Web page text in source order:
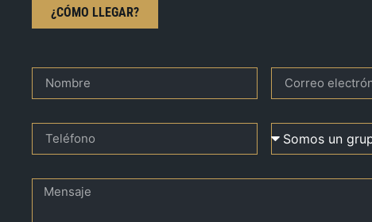
¿CÓMO LLEGAR?